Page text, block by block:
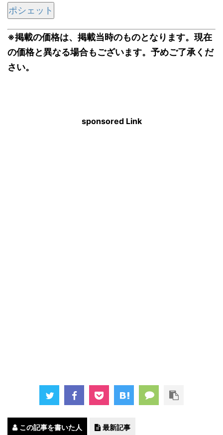
ポシェット
※掲載の価格は、掲載当時のものとなります。現在
の価格と異なる場合もございます。予めご了承くだ
さい。
sponsored Link
この記事を書いた人 最新記事